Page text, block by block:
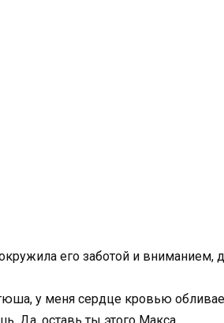
его заботой и вниманием,
у меня сердце кровью
Да, оставь ты этого Макса.